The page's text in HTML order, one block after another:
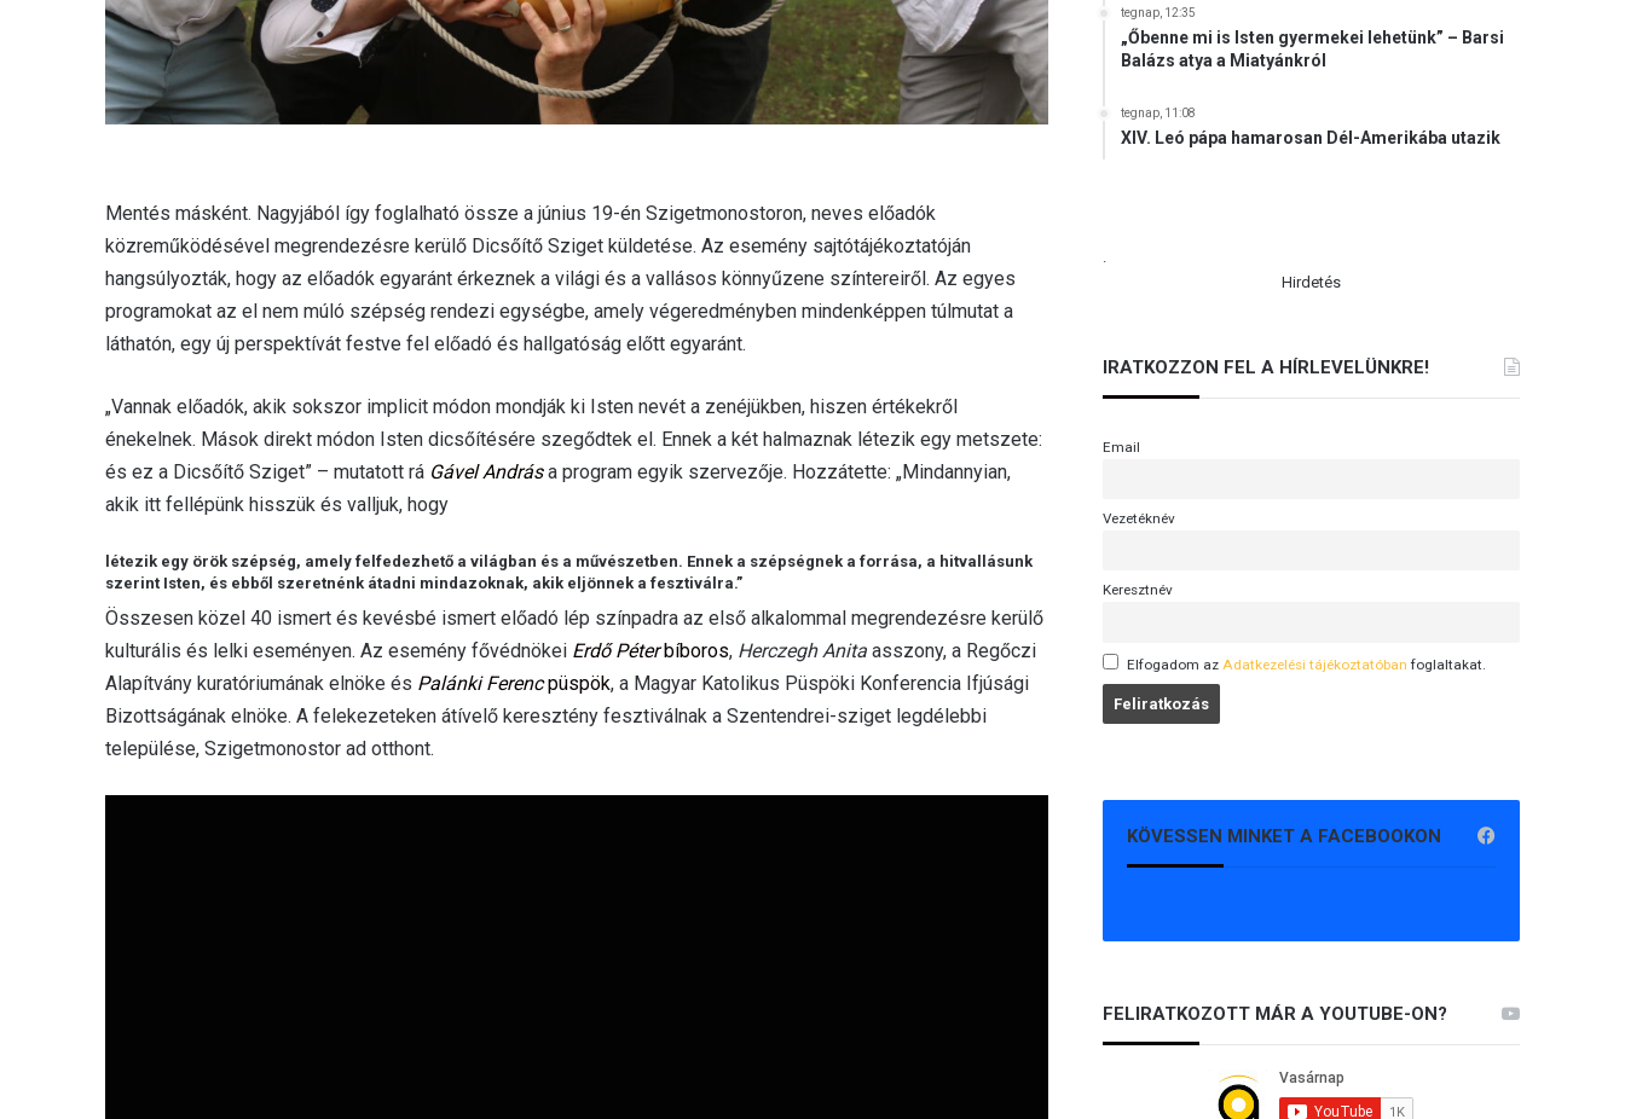
Mentés másként. Nagyjából így foglalható össze a június 19-én Szigetmonostoron, neves előadók
közreműködésével megrendezésre kerülő Dicsőítő Sziget küldetése. Az esemény sajtótájékoztatóján
hangsúlyozták, hogy az előadók egyaránt érkeznek a világi és a vallásos könnyűzene színtereiről. Az egyes
programokat az el nem múló szépség rendezi egységbe, amely végeredményben mindenképpen túlmutat a
láthatón, egy új perspektívát festve fel előadó és hallgatóság előtt egyaránt.
„Vannak előadók, akik sokszor implicit módon mondják ki Isten nevét a zenéjükben, hiszen értékekről
énekelnek. Mások direkt módon Isten dicsőítésére szegődtek el. Ennek a két halmaznak létezik egy metszete:
és ez a Dicsőítő Sziget” – mutatott rá Gável Andrása program egyik szervezője. Hozzátette: „Mindannyian,
akik itt fellépünk hisszük és valljuk, hogy
létezik egy örök szépség, amely felfedezhető a világban és a művészetben. Ennek a szépségnek a forrása, a hitvallásunk
szerint Isten, és ebből szeretnénk átadni mindazoknak, akik eljönnek a fesztiválra.”
Összesen közel 40 ismert és kevésbé ismert előadó lép színpadra az első alkalommal megrendezésre kerülő
kulturális és lelki eseményen. Az esemény fővédnökei Erdő Péterbíboros, Herczegh Anita asszony, a Regőczi
Alapítvány kuratóriumának elnöke és Palánki Ferencpüspök, a Magyar Katolikus Püspöki Konferencia Ifjúsági
Bizottságának elnöke. A felekezeteken átívelő keresztény fesztiválnak a Szentendrei-sziget legdélebbi
települése, Szigetmonostor ad otthont.
tegnap, 12:35
„Őbenne mi is Isten gyermekei lehetünk” – Barsi
Balázs atya a Miatyánkról
tegnap, 11:08
XIV. Leó pápa hamarosan Dél-Amerikába utazik
.
Hirdetés
IRATKOZZON FEL A HÍRLEVELÜNKRE!
Email
Vezetéknév
Keresztnév
Elfogadom az Adatkezelési tájékoztatóban foglaltakat.
KÖVESSEN MINKET A FACEBOOKON
FELIRATKOZOTT MÁR A YOUTUBE-ON?